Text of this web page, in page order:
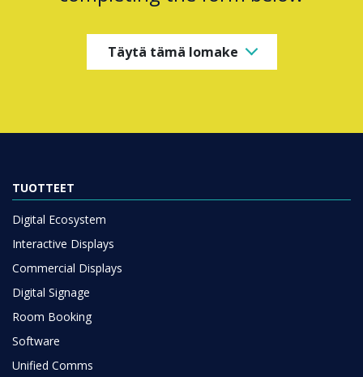
Täytä tämä lomake
TUOTTEET
Digital Ecosystem
Interactive Displays
Commercial Displays
Digital Signage
Room Booking
Software
Unified Comms